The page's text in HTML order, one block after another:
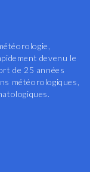
devenu le
de 25 années
météorologiques,